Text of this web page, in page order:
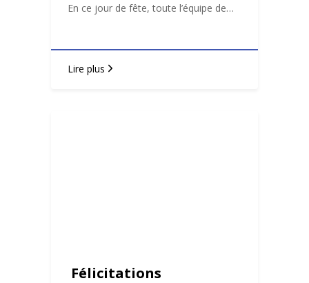
En ce jour de fête, toute l’équipe de…
Lire plus
Félicitations